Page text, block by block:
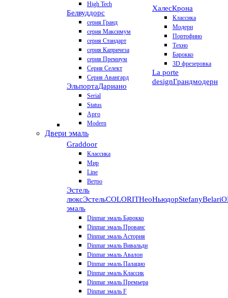
High Tech
Белвуддорс
серия Гранд
серия Максимум
серия Стандарт
серия Капричеза
серия Премиум
Серия Селект
Серия Авангард
ЭльпортаДариано
Serial
Status
Арго
Modern
ХалесКрона
Классика
Модерн
Портофино
Техно
Барокко
3D фрезеровка
La porte
designГрандмодерн
Двери эмаль
Graddoor
Классика
Мир
Line
Ветро
Эстель
люксЭстельCOLORITНеоНьюдорStefanyBelari
эмаль
Dinmar эмаль Барокко
Dinmar эмаль Прованс
Dinmar эмаль Астория
Dinmar эмаль Вивальди
Dinmar эмаль Авалон
Dinmar эмаль Палацио
Dinmar эмаль Классик
Dinmar эмаль Премьера
Dinmar эмаль F